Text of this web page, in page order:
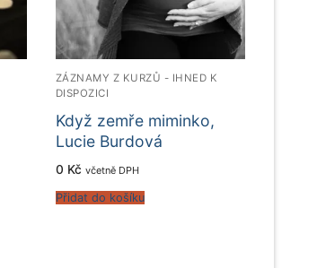
ZÁZNAMY Z KURZŮ - IHNED K
DISPOZICI
Když zemře miminko,
Lucie Burdová
0 Kč včetně DPH
Přidat do košíku